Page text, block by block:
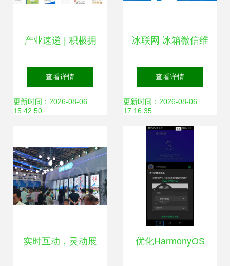
产业速递 | 积极拥
抱数字化转型，文
化产业解码线上新
查看详情
更新时间：2026-08-06
15:42:50
冰联网 冰箱微信维
修服务系统的数字
文化创意设计与技
术实现
查看详情
更新时间：2026-08-06
17:16:35
实时互动，灵动展 优化HarmonyOS